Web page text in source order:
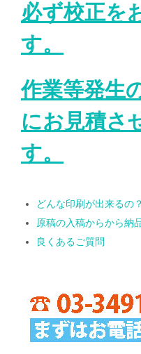
必ず校正を
す。
作業等発生
にお見積さ
す。
どんな印刷が出来るの？
原稿の入稿からから納
良くあるご質問